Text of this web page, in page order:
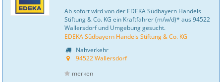
Ab sofort wird von der EDEKA Südbayern Handels
Stiftung & Co. KG ein Kraftfahrer (m/w/d)* aus 94522
Wallersdorf und Umgebung gesucht.
EDEKA Südbayern Handels Stiftung & Co. KG
Nahverkehr
94522 Wallersdorf
merken